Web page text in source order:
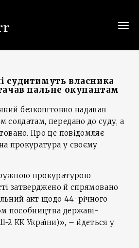
судитимуть власника
пальне окупантам
безкоштовно надавав
солдатам, передано до суду, а
Про це повідомляє
прокуратура у своєму
прокуратурою
затверджено й спрямовано
акт щодо 44-річного
пособництва державі-
2 КК України)», – йдеться у